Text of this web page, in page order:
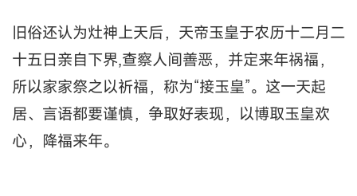
旧俗还认为灶神上天后，天帝玉皇于农历十二月二
十五日亲自下界,查察人间善恶，并定来年祸福，
所以家家祭之以祈福，称为“接玉皇”。这一天起
居、言语都要谨慎，争取好表现，以博取玉皇欢
心，降福来年。